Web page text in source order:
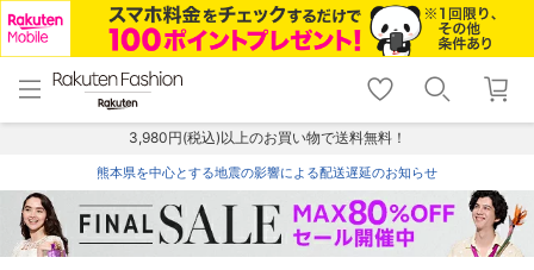
menu home
トップ
shopping_cart lock_outline
ログイン
3,980円(税込)以上のお買い物で送料無料！
熊本県を中心とする地震の影響による配送遅延のお知らせ